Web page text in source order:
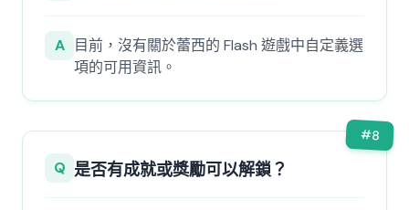
A
目前，沒有關於蕾西的 Flash 遊戲中自定義選
項的可用資訊。
#8
Q 是否有成就或獎勵可以解鎖？